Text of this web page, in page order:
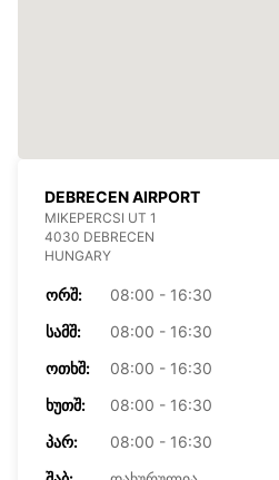
DEBRECEN AIRPORT
MIKEPERCSI UT 1
4030 DEBRECEN
HUNGARY
ᲝᲠᲨ:
08:00 - 16:30
ᲡᲐᲛᲨ:
08:00 - 16:30
ᲝᲗᲮᲨ:
08:00 - 16:30
ᲮᲣᲗᲨ:
08:00 - 16:30
ᲞᲐᲠ:
08:00 - 16:30